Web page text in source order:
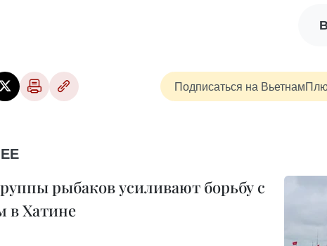
Подписаться на
рыбаков усиливают борьбу с
Хатине